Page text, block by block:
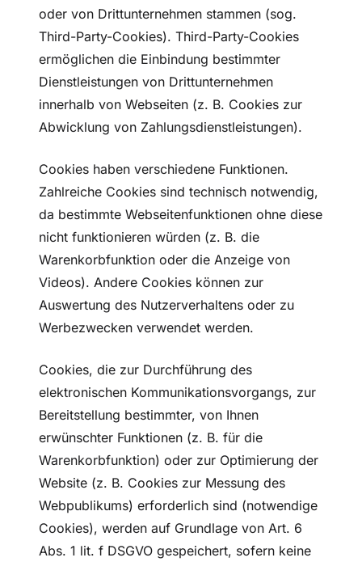
oder von Drittunternehmen stammen (sog.
Third-Party-Cookies). Third-Party-Cookies
ermöglichen die Einbindung bestimmter
Dienstleistungen von Drittunternehmen
innerhalb von Webseiten (z. B. Cookies zur
Abwicklung von Zahlungsdienstleistungen).
Cookies haben verschiedene Funktionen.
Zahlreiche Cookies sind technisch notwendig,
da bestimmte Webseitenfunktionen ohne diese
nicht funktionieren würden (z. B. die
Warenkorbfunktion oder die Anzeige von
Videos). Andere Cookies können zur
Auswertung des Nutzerverhaltens oder zu
Werbezwecken verwendet werden.
Cookies, die zur Durchführung des
elektronischen Kommunikationsvorgangs, zur
Bereitstellung bestimmter, von Ihnen
erwünschter Funktionen (z. B. für die
Warenkorbfunktion) oder zur Optimierung der
Website (z. B. Cookies zur Messung des
Webpublikums) erforderlich sind (notwendige
Cookies), werden auf Grundlage von Art. 6
Abs. 1 lit. f DSGVO gespeichert, sofern keine